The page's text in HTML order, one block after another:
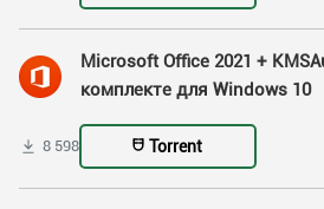
Microsoft Office 2021 +
комплекте для Windows 10
8 598 Torrent